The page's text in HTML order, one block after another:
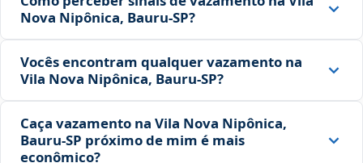
Nova Nipônica, Bauru‑SP?
Vocês encontram qualquer vazamento na
Vila Nova Nipônica, Bauru‑SP?
Caça vazamento na Vila Nova Nipônica,
Bauru‑SP próximo de mim é mais
econômico?